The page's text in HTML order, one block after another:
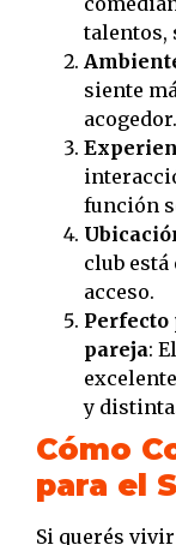
talentos,
siente
acogedor.
función
club
acceso.
Perfecto
pareja: El
y
Cómo
para el
Si querés